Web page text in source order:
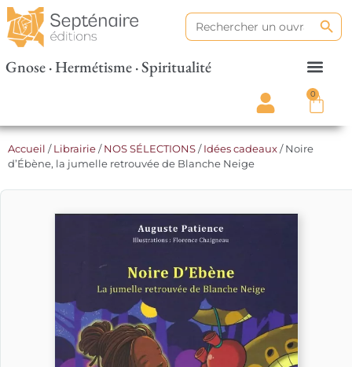
Search
for:
Gnose · Hermétisme · Spiritualité
0
Accueil /Librairie/NOS SÉLECTIONS/Idées cadeaux/ Noire
d’Ébène, la jumelle retrouvée de Blanche Neige